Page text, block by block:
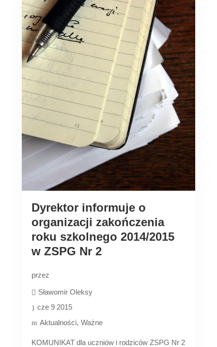
Dyrektor informuje o
organizacji zakończenia
roku szkolnego 2014/2015
w ZSPG Nr 2
przez
Sławomir Oleksy
cze 9 2015
Aktualności Ważne
KOMUNIKAT dla uczniów i rodziców ZSPG Nr 2